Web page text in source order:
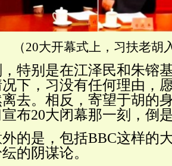
（20大开幕式上，习扶老胡
特别是在江泽民和朱镕
况下，习没有任何理由，
去。相反，寄望于胡的
布20大闭幕那一刻，倒
的是，包括BBC这样的
的阴谋论。